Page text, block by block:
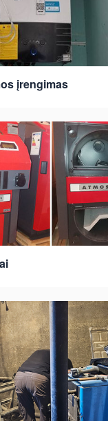
įrengimas